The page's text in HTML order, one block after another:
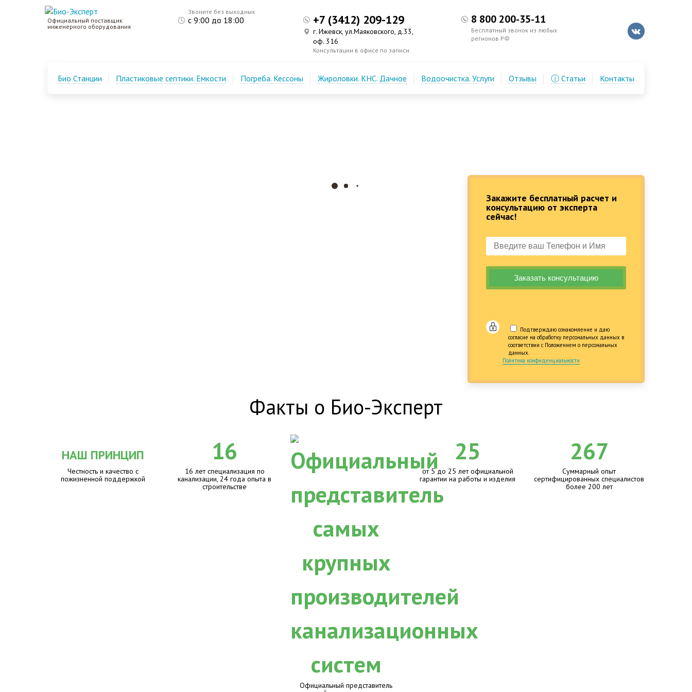
Закажите бесплатный расчет и
консультацию от эксперта
сейчас!
Подтверждаю ознакомление и даю
согласие на обработку персональных данных в
соответствии с Положением о персональных
данных.
Политика конфиденциальности
Официальный поставщик
инженерного оборудования
Звоните без выходных
с 9:00 до 18:00 +7 (3412) 209-129
г. Ижевск, ул.Маяковского, д.33,
оф. 316
Консультации в офисе по записи
8 800 200-35-11
Бесплатный звонок из любых
регионов РФ
Био Станции Пластиковые септики. Емкости Погреба. Кессоны Жироловки. КНС. Дачное Водоочистка. Услуги Отзывы ⓘ Статьи Контакты
Факты о Био-Эксперт
НАШ ПРИНЦИП
Честность и качество с
пожизненной поддержкой
16
16 лет специализация по
канализации, 24 года опыта в
строительстве
Официальный представитель
25
от 5 до 25 лет официальной
гарантии на работы и изделия
267
Суммарный опыт
сертифицированных специалистов
более 200 лет